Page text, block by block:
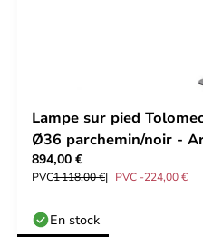
Lampe sur pied
Ø36 parchemin/noir -
894,00 €
PVC1 118,00 € PVC -224,00 €
En stock